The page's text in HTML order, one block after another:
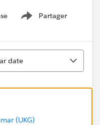
Partager
Show menu
date
(UKG)